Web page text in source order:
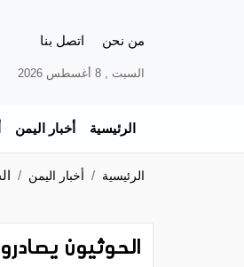
من نحن اتصل بنا
السبت , 8 أغسطس 2026
الرئيسية أخبار اليمن
الرئيسية أخبار اليمن
الحوثيون